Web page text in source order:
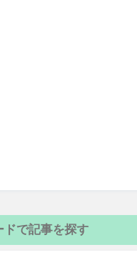
ドで記事を探す